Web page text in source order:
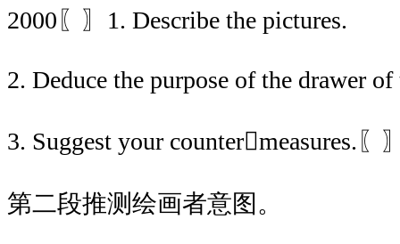
2000〖〗1. Describe the pictures.
2. Deduce the purpose of the drawer
3. Suggest your countermeasures.
第二段推测绘画者意图。